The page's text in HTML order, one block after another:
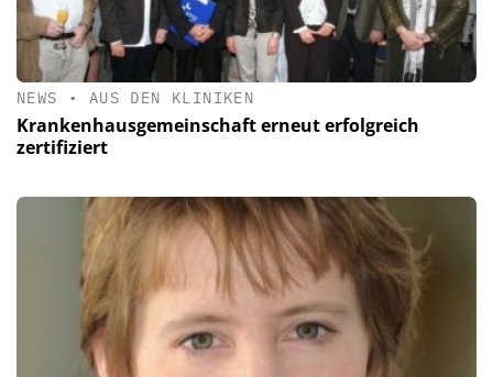
NEWS • AUS DEN KLINIKEN
Krankenhausgemeinschaft erneut erfolgreich
zertifiziert